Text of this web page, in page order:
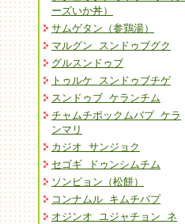
ーズいか丼）
サムゲタン（参鶏湯）
マルグン スンドゥブグク
グルスンドゥブ
トゥルケ スンドゥブチゲ
スンドゥブ ケランチム
チャムチポックムバプ ケラ
ンマリ
カジオ サンジョク
セゴギ ドゥンシムチム
ソンピョン（松餅）
コンナムル キムチバプ
オジンオ ユジャチョン ネ